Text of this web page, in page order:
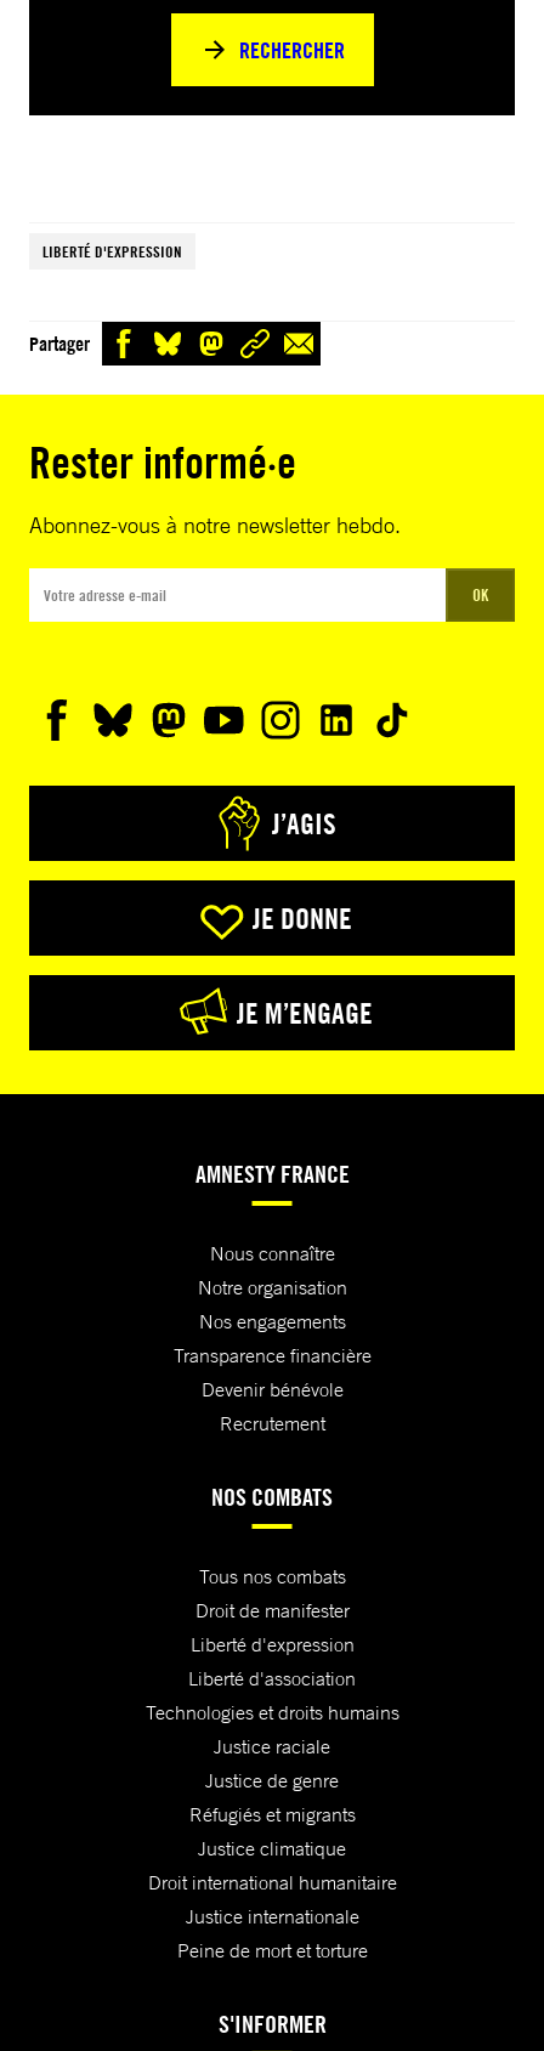
RECHERCHER
LIBERTÉ D'EXPRESSION
Partager
Rester informé·e
Abonnez-vous à notre newsletter hebdo.
OK
J’AGIS
JE DONNE
JE M’ENGAGE
AMNESTY FRANCE
Nous connaître
Notre organisation
Nos engagements
Transparence financière
Devenir bénévole
Recrutement
NOS COMBATS
Tous nos combats
Droit de manifester
Liberté d'expression
Liberté d'association
Technologies et droits humains
Justice raciale
Justice de genre
Réfugiés et migrants
Justice climatique
Droit international humanitaire
Justice internationale
Peine de mort et torture
S'INFORMER